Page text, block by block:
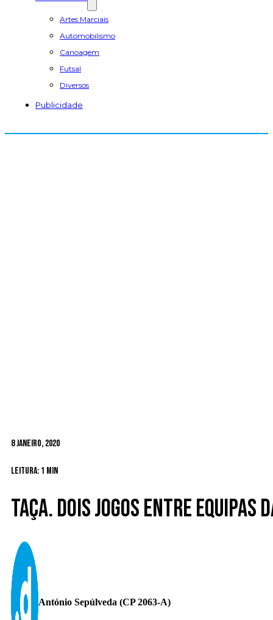
Artes Marciais
Automobilismo
Canoagem
Futsal
Diversos
Publicidade
8 Janeiro, 2020
Leitura: 1 min
Taça. Dois jogos entre equipas
António Sepúlveda (CP 2063-A)